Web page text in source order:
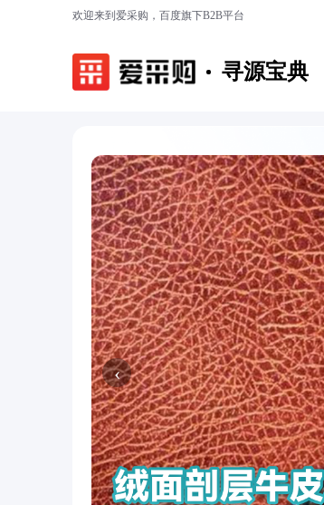
欢迎来到爱采购，百度旗下B2B平台
寻源宝典
‹